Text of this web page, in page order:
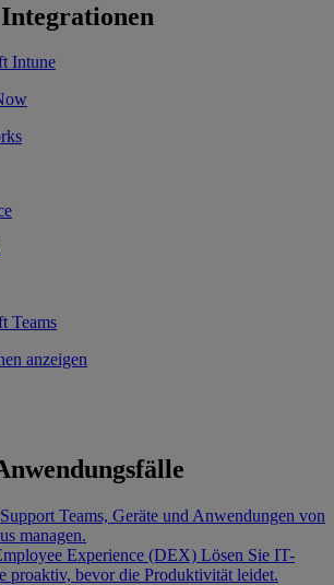
Intune
Teams
anzeigen
Teams, Geräte und Anwendungen von
managen.
Experience (DEX) Lösen Sie IT-
proaktiv, bevor die Produktivität leidet.